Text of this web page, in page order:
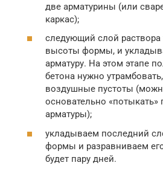
две арматурины (или
каркас);
следующий слой раствора
высоты формы, и
арматуру. На этом этапе
бетона нужно
воздушные пустоты
основательно
арматуры);
укладываем последний
формы и разравниваем
будет пару дней.